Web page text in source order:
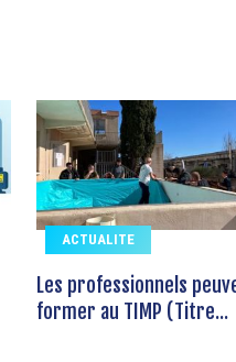
ACTUALITE
Les professionnels
former au TIMP (Titre...